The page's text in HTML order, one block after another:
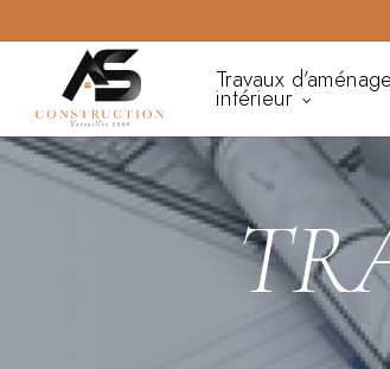
content
Travaux
intérieur